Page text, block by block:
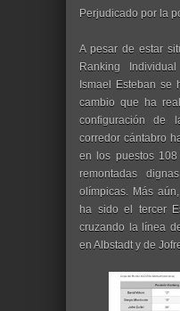
Perjudicado por la
A pesar de estar
Ranking
Ismael Esteban se
cambio que ha
configuración de
corredor cántabro
en los puestos
remontadas
olímpicas. Más
ha sido el tercer
cruzando la línea
en Albstadt y de